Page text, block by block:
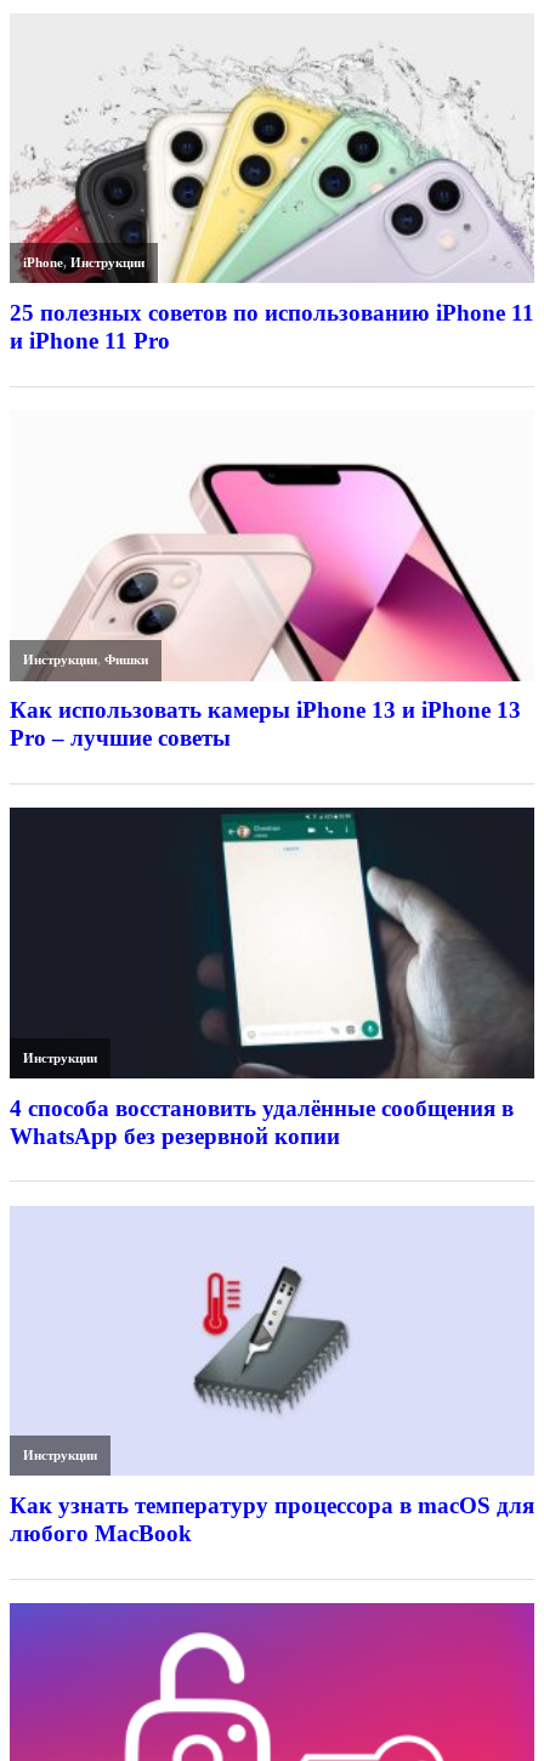
iPhone,Инструкции
25 полезных советов по использованию iPhone 11
и iPhone 11 Pro
Инструкции,Фишки
Как использовать камеры iPhone 13 и iPhone 13
Pro – лучшие советы
Инструкции
4 способа восстановить удалённые сообщения в
WhatsApp без резервной копии
Инструкции
Как узнать температуру процессора в macOS для
любого MacBook